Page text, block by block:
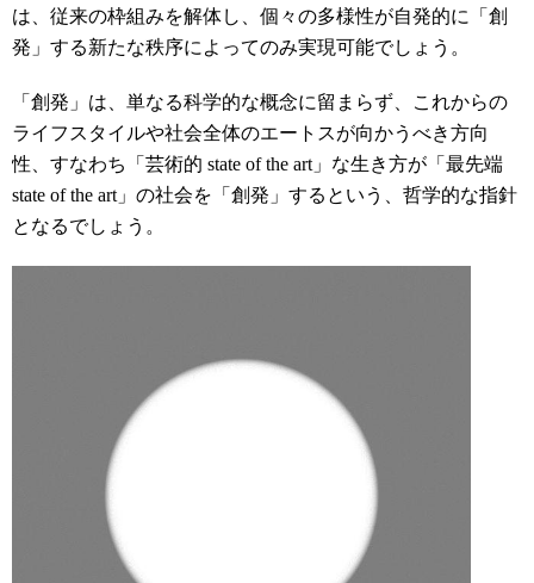
は、従来の枠組みを解体し、個々の多様性が自発的に「創
発」する新たな秩序によってのみ実現可能でしょう。
「創発」は、単なる科学的な概念に留まらず、これからの
ライフスタイルや社会全体のエートスが向かうべき方向
性、すなわち「芸術的 state of the art」な生き方が「最先端
state of the art」の社会を「創発」するという、哲学的な指針
となるでしょう。